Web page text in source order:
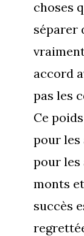
choses
séparer
accord
pas les
Ce
pour les
pour
monts
succès